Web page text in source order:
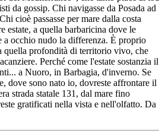
da gossip. Chi navigasse da Posada ad
cioè passasse per mare dalla costa
estate, a quella barbaricina dove le
a occhio nudo la differenza. È proprio
quella profondità di territorio vivo, che
Perché come l'estate sostanzia il
a Nuoro, in Barbagia, d'inverno. Se
dove sono nato io, dovreste affrontare il
strada statale 131, dal mare fino
gratificati nella vista e nell'olfatto. Da